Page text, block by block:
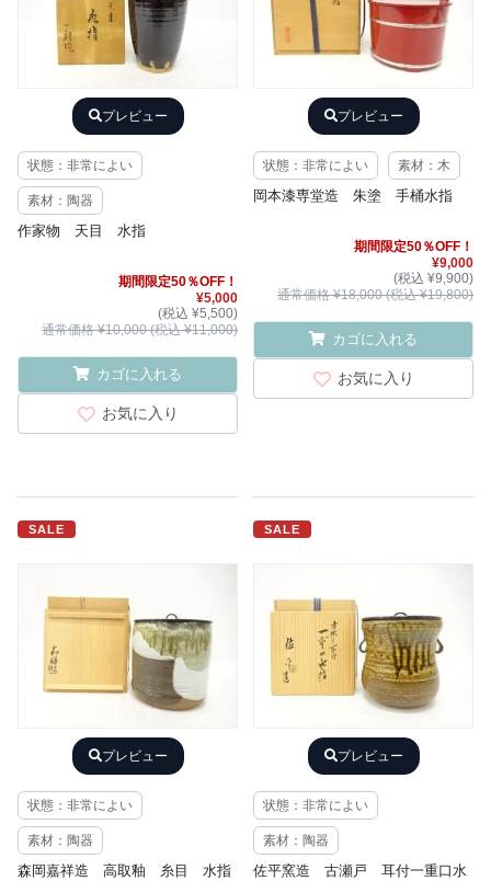
プレビュー
状態：非常によい
素材：陶器
作家物 天目 水指
期間限定50％OFF！
¥5,000
(税込 ¥5,500)
通常価格 ¥10,000 (税込 ¥11,000)
カゴに入れる
お気に入り
プレビュー
状態：非常によい 素材：木
岡本漆専堂造 朱塗 手桶水指
期間限定50％OFF！
¥9,000
(税込 ¥9,900)
通常価格 ¥18,000 (税込 ¥19,800)
カゴに入れる
お気に入り
SALE
プレビュー
状態：非常によい
素材：陶器
森岡嘉祥造 高取釉 糸目 水指
SALE
プレビュー
状態：非常によい
素材：陶器
佐平窯造 古瀬戸 耳付一重口水